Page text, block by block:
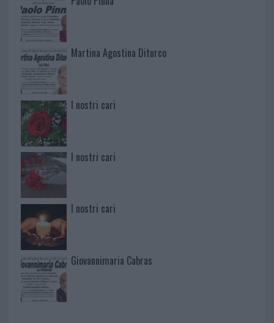
Martina Agostina Diturco
I nostri cari
I nostri cari
I nostri cari
Giovannimaria Cabras